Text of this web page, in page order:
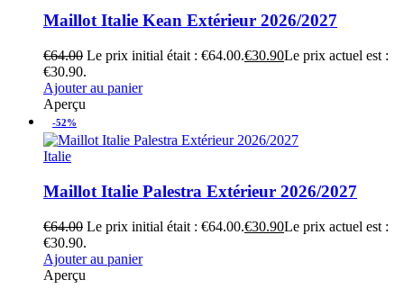
Maillot Italie Kean Extérieur 2026/2027
€64.00 Le prix initial était : €64.00.€30.90Le prix actuel est :
€30.90.
Ajouter au panier
Aperçu
-52%
Italie
Maillot Italie Palestra Extérieur 2026/2027
€64.00 Le prix initial était : €64.00.€30.90Le prix actuel est :
€30.90.
Ajouter au panier
Aperçu